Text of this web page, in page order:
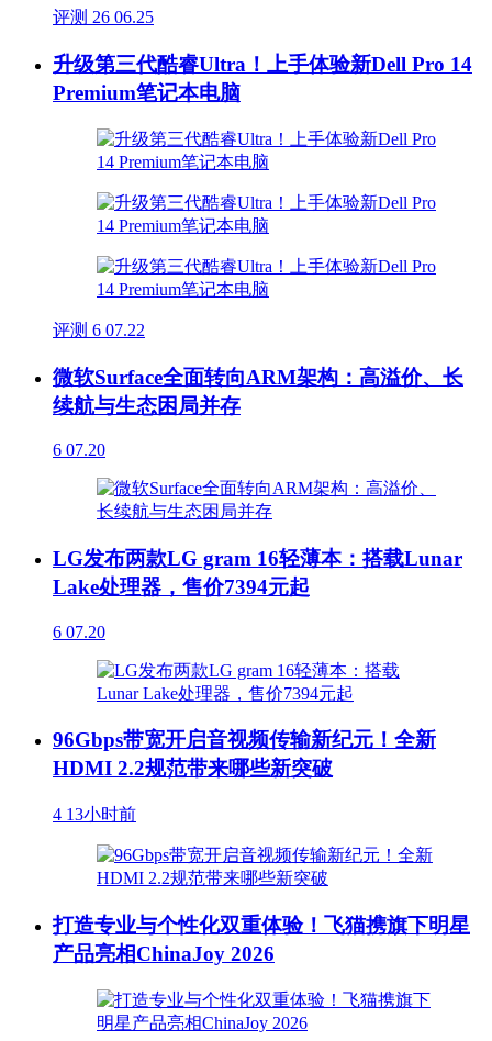
评测 26 06.25
升级第三代酷睿Ultra！上手体验新Dell Pro 14
Premium笔记本电脑
评测 6 07.22
微软Surface全面转向ARM架构：高溢价、长
续航与生态困局并存
6 07.20
LG发布两款LG gram 16轻薄本：搭载Lunar
Lake处理器，售价7394元起
6 07.20
96Gbps带宽开启音视频传输新纪元！全新
HDMI 2.2规范带来哪些新突破
4 13小时前
打造专业与个性化双重体验！飞猫携旗下明星
产品亮相ChinaJoy 2026